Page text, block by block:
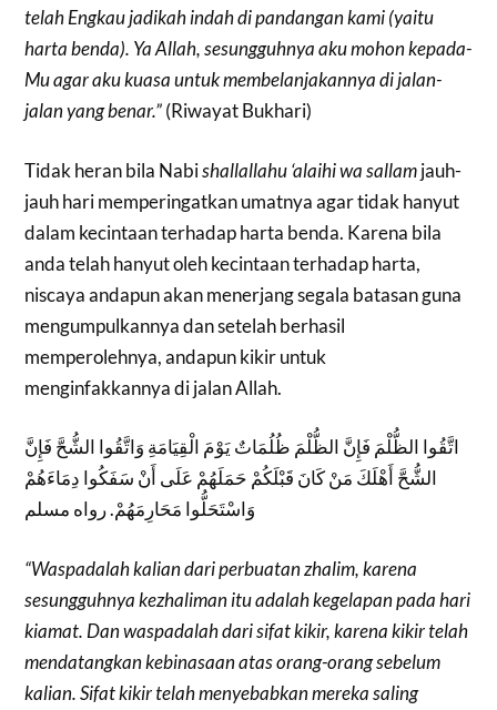
telah Engkau jadikah indah di pandangan kami (yaitu
harta benda). Ya Allah, sesungguhnya aku mohon kepada-
Mu agar aku kuasa untuk membelanjakannya di jalan-
jalan yang benar.”(Riwayat Bukhari)
Tidak heran bila Nabishallallahu ‘alaihi wa sallamjauh-
jauh hari memperingatkan umatnya agar tidak hanyut
dalam kecintaan terhadap harta benda. Karena bila
anda telah hanyut oleh kecintaan terhadap harta,
niscaya andapun akan menerjang segala batasan guna
mengumpulkannya dan setelah berhasil
memperolehnya, andapun kikir untuk
menginfakkannya di jalan Allah.
اتَّقُوا الظُّلْمَ فَإِنَّ الظُّلْمَ ظُلُمَاتٌ يَوْمَ الْقِيَامَةِ وَاتَّقُوا الشُّحَّ فَإِنَّ
الشُّحَّ أَهْلَكَ مَنْ كَانَ قَبْلَكُمْ حَمَلَهُمْ عَلَى أَنْ سَفَكُوا دِمَاءَهُمْ
وَاسْتَحَلُّوا مَحَارِمَهُمْ. رواه مسلم
“Waspadalah kalian dari perbuatan zhalim, karena
sesungguhnya kezhaliman itu adalah kegelapan pada hari
kiamat. Dan waspadalah dari sifat kikir, karena kikir telah
mendatangkan kebinasaan atas orang-orang sebelum
kalian. Sifat kikir telah menyebabkan mereka saling